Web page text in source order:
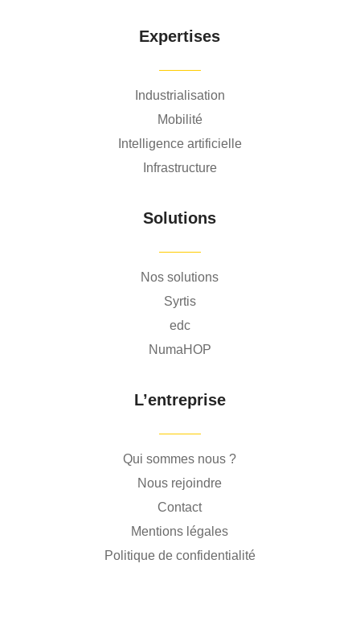
Expertises
Industrialisation
Mobilité
Intelligence artificielle
Infrastructure
Solutions
Nos solutions
Syrtis
edc
NumaHOP
L’entreprise
Qui sommes nous ?
Nous rejoindre
Contact
Mentions légales
Politique de confidentialité